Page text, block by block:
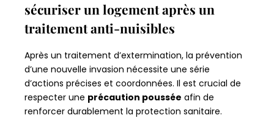
sécuriser un logement après un
traitement anti-nuisibles
Après un traitement d’extermination, la prévention
d’une nouvelle invasion nécessite une série
d’actions précises et coordonnées. Il est crucial de
respecter une précaution poussée afin de
renforcer durablement la protection sanitaire.